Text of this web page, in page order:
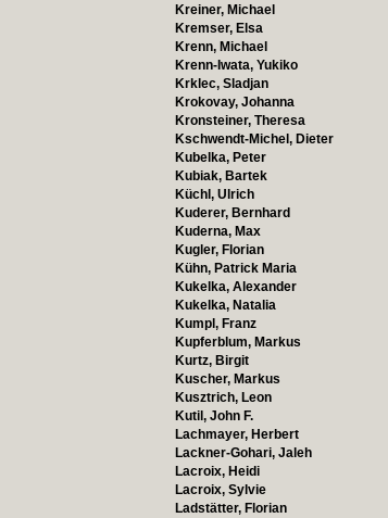
Kreiner, Michael
Kremser, Elsa
Krenn, Michael
Krenn-Iwata, Yukiko
Krklec, Sladjan
Krokovay, Johanna
Kronsteiner, Theresa
Kschwendt-Michel, Dieter
Kubelka, Peter
Kubiak, Bartek
Küchl, Ulrich
Kuderer, Bernhard
Kuderna, Max
Kugler, Florian
Kühn, Patrick Maria
Kukelka, Alexander
Kukelka, Natalia
Kumpl, Franz
Kupferblum, Markus
Kurtz, Birgit
Kuscher, Markus
Kusztrich, Leon
Kutil, John F.
Lachmayer, Herbert
Lackner-Gohari, Jaleh
Lacroix, Heidi
Lacroix, Sylvie
Ladstätter, Florian